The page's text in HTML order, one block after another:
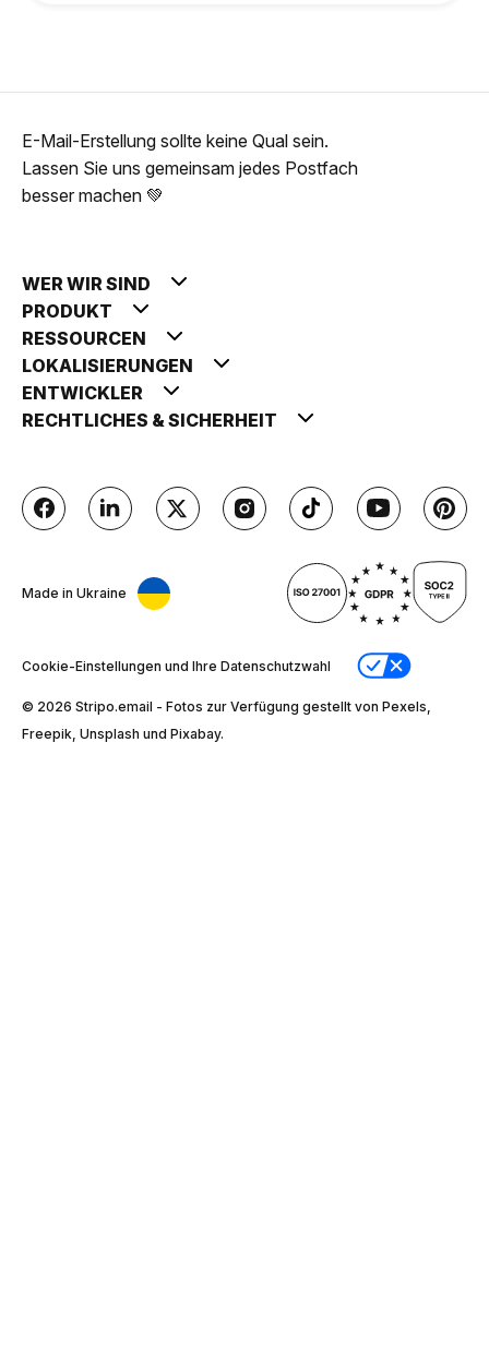
E-Mail-Erstellung sollte keine Qual sein.
Lassen Sie uns gemeinsam jedes Postfach
besser machen 💚
WER WIR SIND
PRODUKT
RESSOURCEN
LOKALISIERUNGEN
ENTWICKLER
RECHTLICHES & SICHERHEIT
Made in Ukraine
Cookie-Einstellungen und Ihre Datenschutzwahl
© 2026 Stripо.email - Fotos zur Verfügung gestellt von Pexels,
Freepik, Unsplash und Pixabay.